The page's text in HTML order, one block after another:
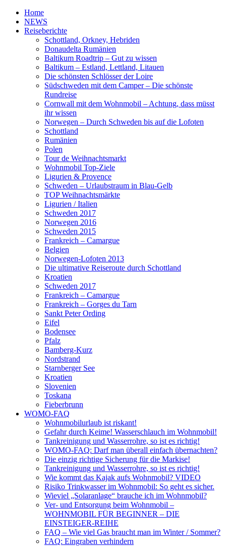
Home
NEWS
Reiseberichte
Schottland, Orkney, Hebriden
Donaudelta Rumänien
Baltikum Roadtrip – Gut zu wissen
Baltikum – Estland, Lettland, Litauen
Die schönsten Schlösser der Loire
Südschweden mit dem Camper – Die schönste
Rundreise
Cornwall mit dem Wohnmobil – Achtung, dass müsst
ihr wissen
Norwegen – Durch Schweden bis auf die Lofoten
Schottland
Rumänien
Polen
Tour de Weihnachtsmarkt
Wohnmobil Top-Ziele
Ligurien & Provence
Schweden – Urlaubstraum in Blau-Gelb
TOP Weihnachtsmärkte
Ligurien / Italien
Schweden 2017
Norwegen 2016
Schweden 2015
Frankreich – Camargue
Belgien
Norwegen-Lofoten 2013
Die ultimative Reiseroute durch Schottland
Kroatien
Schweden 2017
Frankreich – Camargue
Frankreich – Gorges du Tarn
Sankt Peter Ording
Eifel
Bodensee
Pfalz
Bamberg-Kurz
Nordstrand
Starnberger See
Kroatien
Slovenien
Toskana
Fieberbrunn
WOMO-FAQ
Wohnmobilurlaub ist riskant!
Gefahr durch Keime! Wasserschlauch im Wohnmobil!
Tankreinigung und Wasserrohre, so ist es richtig!
WOMO-FAQ: Darf man überall einfach übernachten?
Die einzig richtige Sicherung für die Markise!
Tankreinigung und Wasserrohre, so ist es richtig!
Wie kommt das Kajak aufs Wohnmobil? VIDEO
Risiko Trinkwasser im Wohnmobil: So geht es sicher.
Wieviel „Solaranlage“ brauche ich im Wohnmobil?
Ver- und Entsorgung beim Wohnmobil –
WOHNMOBIL FÜR BEGINNER – DIE
EINSTEIGER-REIHE
FAQ – Wie viel Gas braucht man im Winter / Sommer?
FAQ: Eingraben verhindern